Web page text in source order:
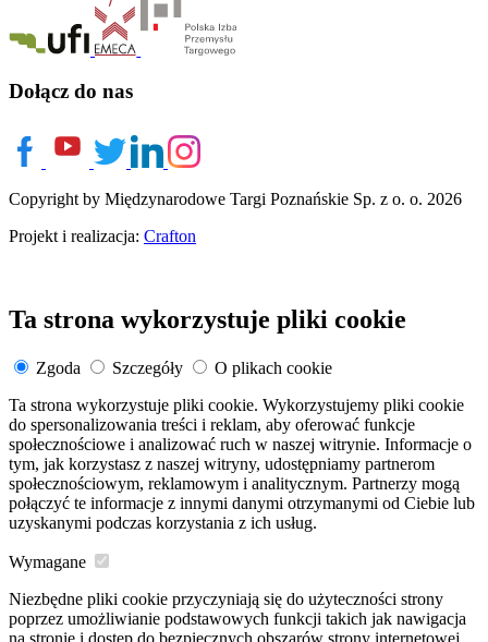
Dołącz do nas
Copyright by Międzynarodowe Targi Poznańskie Sp. z o. o. 2026
Projekt i realizacja: Crafton
Ta strona wykorzystuje pliki cookie
Zgoda Szczegóły
O plikach cookie
Ta strona wykorzystuje pliki cookie. Wykorzystujemy pliki cookie
do spersonalizowania treści i reklam, aby oferować funkcje
społecznościowe i analizować ruch w naszej witrynie. Informacje o
tym, jak korzystasz z naszej witryny, udostępniamy partnerom
społecznościowym, reklamowym i analitycznym. Partnerzy mogą
połączyć te informacje z innymi danymi otrzymanymi od Ciebie lub
uzyskanymi podczas korzystania z ich usług.
Wymagane
Niezbędne pliki cookie przyczyniają się do użyteczności strony
poprzez umożliwianie podstawowych funkcji takich jak nawigacja
na stronie i dostęp do bezpiecznych obszarów strony internetowej.